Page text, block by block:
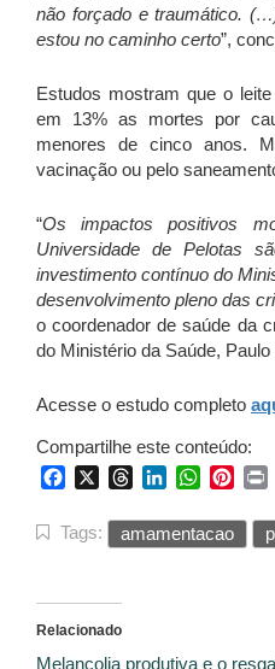
não forçado e traumático.
estou no caminho certo”,
Estudos mostram que o
em 13% as mortes por
menores de cinco anos.
vacinação ou pelo
“Os impactos positivos
Universidade de Pelotas
investimento contínuo do
desenvolvimento pleno das
o coordenador de saúde da
do Ministério da Saúde, Paulo
Acesse o estudo completo
Compartilhe este conteúdo:
FacebookThreadsLinkedIn
Tags: amamentacao
Relacionado
Melancolia produtiva e o